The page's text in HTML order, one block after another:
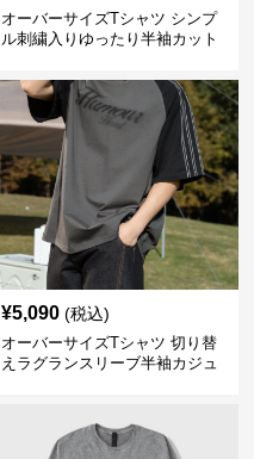
オーバーサイズTシャツ シンプ
ル刺繍入りゆったり半袖カット
¥5,090 (税込)
オーバーサイズTシャツ 切り替
えラグランスリーブ半袖カジュ